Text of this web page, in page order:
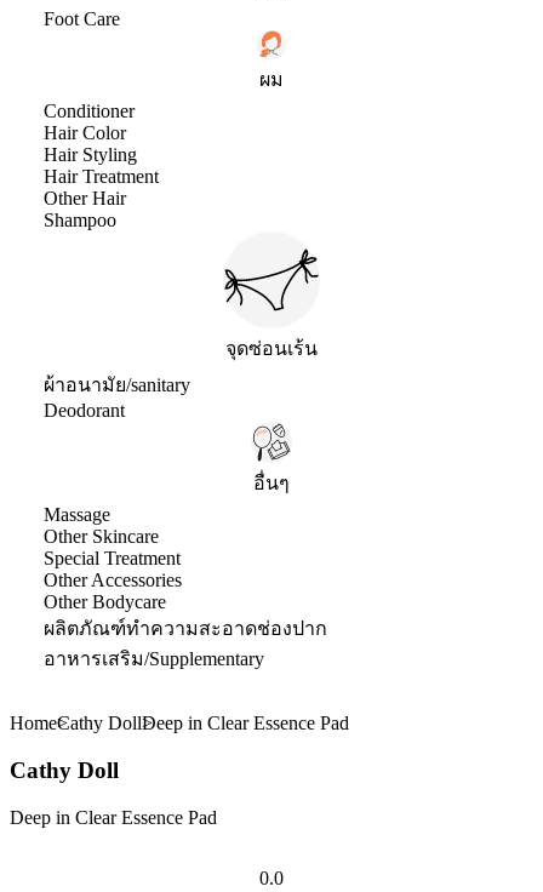
Foot Care
ผม
Conditioner
Hair Color
Hair Styling
Hair Treatment
Other Hair
Shampoo
จุดซ่อนเร้น
ผ้าอนามัย/sanitary
Deodorant
อื่นๆ
Massage
Other Skincare
Special Treatment
Other Accessories
Other Bodycare
ผลิตภัณฑ์ทำความสะอาดช่องปาก
อาหารเสริม/Supplementary
HomeCathy DollDeep in Clear Essence Pad
Cathy Doll
Deep in Clear Essence Pad
0.0